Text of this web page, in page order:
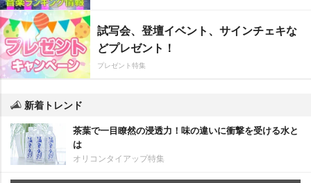
試写会、登壇イベント、サインチェキな
どプレゼント！
プレゼント特集
新着トレンド
茶葉で一目瞭然の浸透力！味の違いに衝撃を受ける水と
は
オリコンタイアップ特集